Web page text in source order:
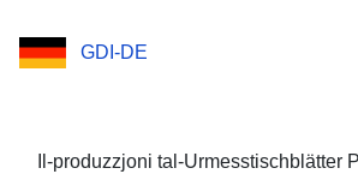
GDI-DE
Il-produzzjoni tal-Urmesstischblätter